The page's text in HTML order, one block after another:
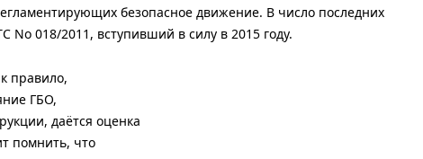
безопасное движение. В число последних
No 018/2011, вступивший в силу в 2015 году.
правило,
ГБО,
даётся оценка
помнить, что